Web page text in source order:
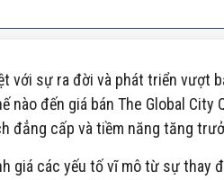
với sự ra đời và phát triển vượt
đến giá bán The Global City
đẳng cấp và tiềm năng tăng
giá các yếu tố vĩ mô từ sự thay